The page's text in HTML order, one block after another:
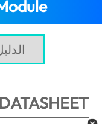
DATASHEET